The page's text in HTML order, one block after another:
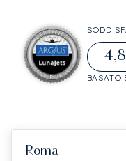
4,8
BASATO
Roma